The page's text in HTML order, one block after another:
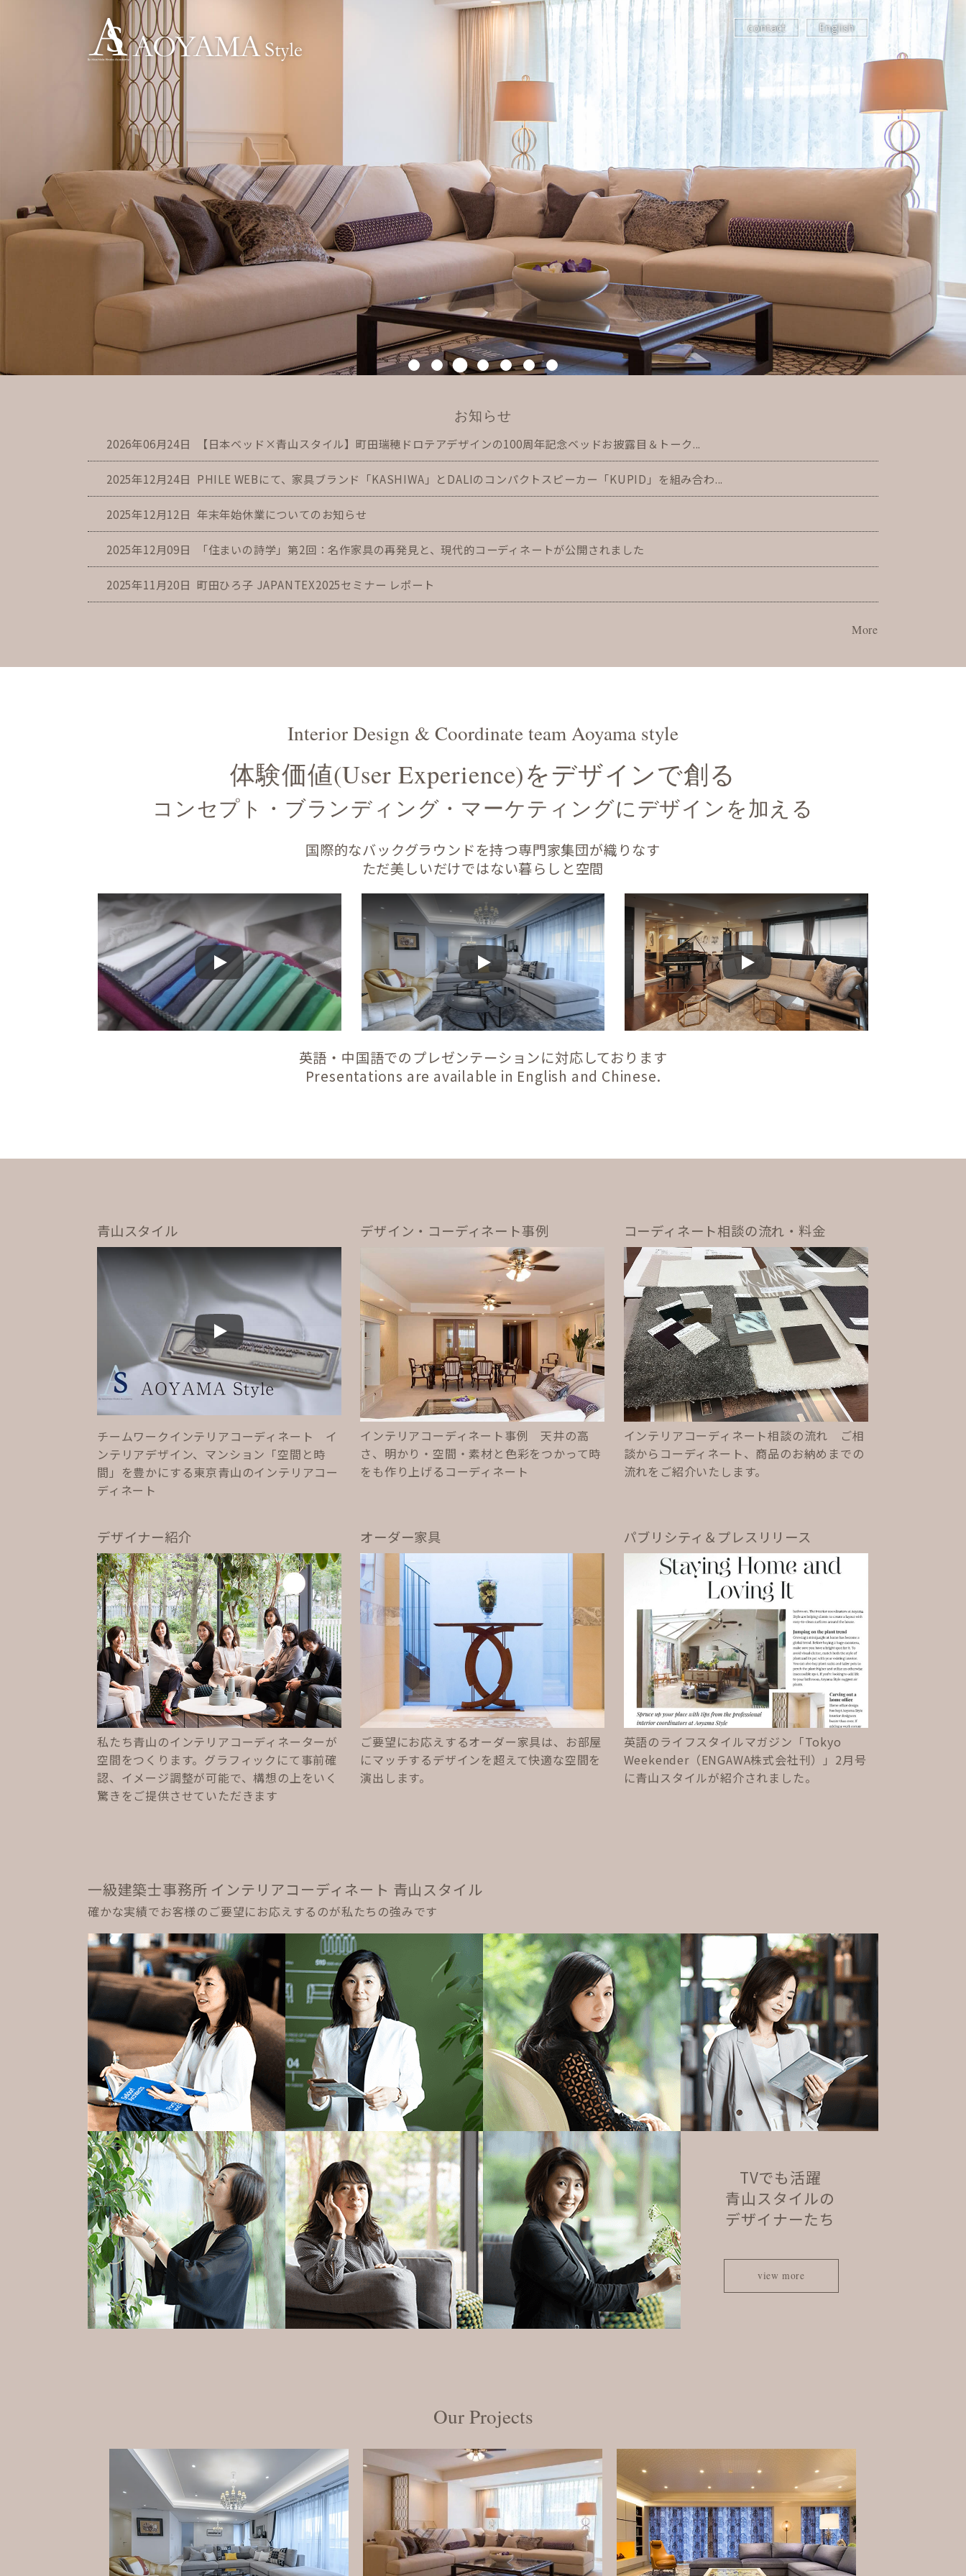
contact English
4
お知らせ
2026年06月24日 【日本ベッド×青山スタイル】町田瑞穂ドロテアデザインの100周年記念ベッドお披露目＆トーク...
2025年12月24日 PHILE WEBにて、家具ブランド「KASHIWA」とDALIのコンパクトスピーカー「KUPID」を組み合わ...
2025年12月12日 年末年始休業についてのお知らせ
2025年12月09日 「住まいの詩学」第2回：名作家具の再発見と、現代的コーディネートが公開されました
2025年11月20日 町田ひろ子 JAPANTEX2025セミナー レポート
More
Interior Design & Coordinate team Aoyama style
体験価値(User Experience)をデザインで創る
コンセプト・ブランディング・マーケティングにデザインを加える
国際的なバックグラウンドを持つ専門家集団が織りなす
ただ美しいだけではない暮らしと空間
Play Play Play
英語・中国語でのプレゼンテーションに対応しております
Presentations are available in English and Chinese.
青山スタイル
Play
チームワークインテリアコーディネート イ
ンテリアデザイン、マンション「空間と時
間」を豊かにする東京青山のインテリアコー
ディネート
デザイン・コーディネート事例
インテリアコーディネート事例 天井の高
さ、明かり・空間・素材と色彩をつかって時
をも作り上げるコーディネート
コーディネート相談の流れ・料金
インテリアコーディネート相談の流れ ご相
談からコーディネート、商品のお納めまでの
流れをご紹介いたします。
デザイナー紹介
私たち青山のインテリアコーディネーターが
空間をつくります。グラフィックにて事前確
認、イメージ調整が可能で、構想の上をいく
驚きをご提供させていただきます
オーダー家具
ご要望にお応えするオーダー家具は、お部屋
にマッチするデザインを超えて快適な空間を
演出します。
パブリシティ＆プレスリリース
英語のライフスタイルマガジン「Tokyo
Weekender（ENGAWA株式会社刊）」2月号
に青山スタイルが紹介されました。
一級建築士事務所 インテリアコーディネート 青山スタイル
確かな実績でお客様のご要望にお応えするのが私たちの強みです
TVでも活躍
青山スタイルの
デザイナーたち
view more
Our Projects